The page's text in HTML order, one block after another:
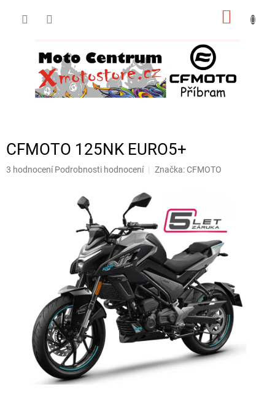
CFMOTO 125NK EURO5+
Průměrné
3 hodnocení Podrobnosti hodnocení Značka:CFMOTO